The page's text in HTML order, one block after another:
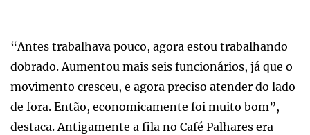
“Antes trabalhava pouco, agora estou trabalhando
dobrado. Aumentou mais seis funcionários, já que o
movimento cresceu, e agora preciso atender do lado
de fora. Então, economicamente foi muito bom”,
destaca. Antigamente a fila no Café Palhares era